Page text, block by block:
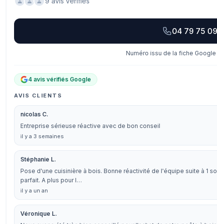
04 79 75
Numéro issu de la fiche
4 avis vérifiés Google
AVIS CLIENTS
nicolas C.
Entreprise sérieuse réactive avec de bon conseil
il y a 3 semaines
Stéphanie L.
Pose d'une cuisinière à bois. Bonne réactivité de l'équipe suite à 1
parfait. A plus pour l…
il y a un an
Véronique L.